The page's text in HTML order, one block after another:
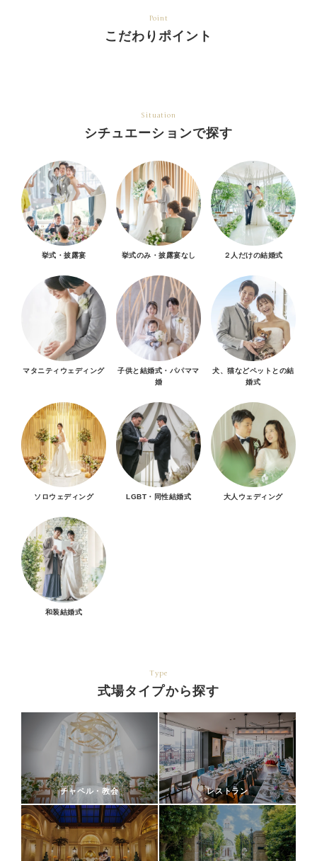
Point
こだわりポイント
Situation
シチュエーションで探す
挙式・披露宴 挙式のみ・披露宴なし ２人だけの結婚式
マタニティウェディング
子供と結婚式・パパママ
婚
犬、猫などペットとの結
婚式
ソロウェディング LGBT・同性結婚式 大人ウェディング
和装結婚式
Type
式場タイプから探す
チャペル・教会 レストラン